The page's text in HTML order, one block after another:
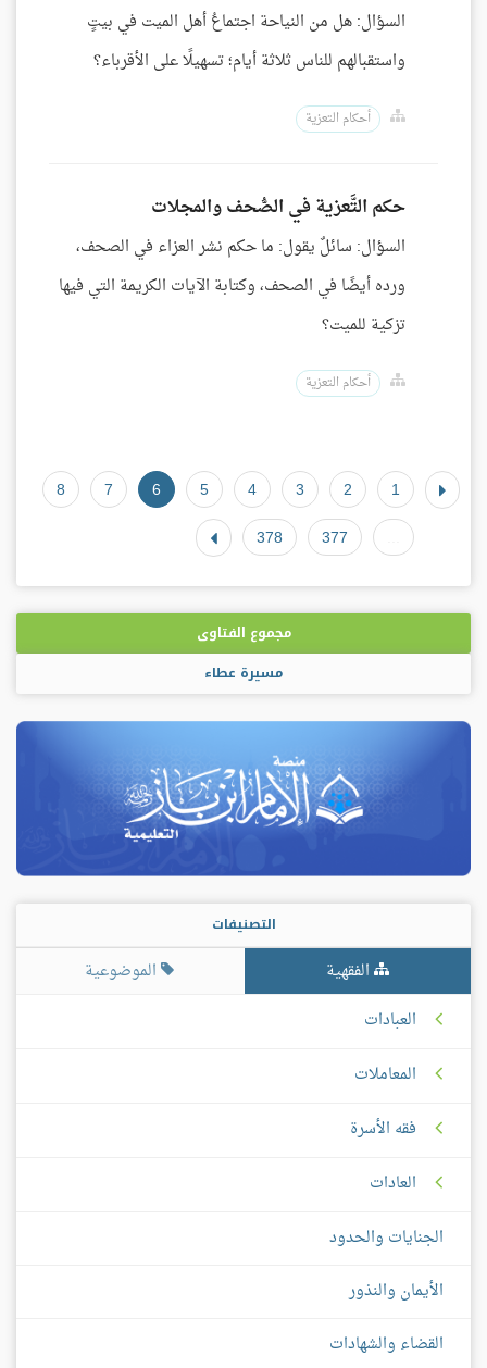
السؤال: هل من النياحة اجتماعُ أهل الميت في بيتٍ
واستقبالهم للناس ثلاثة أيام؛ تسهيلًا على الأقرباء؟
أحكام التعزية
حكم التَّعزية في الصُّحف والمجلات
السؤال: سائلٌ يقول: ما حكم نشر العزاء في الصحف،
ورده أيضًا في الصحف، وكتابة الآيات الكريمة التي فيها
تزكية للميت؟
أحكام التعزية
1
2
3
4
5
6
7
8
377
378
مجموع الفتاوى
مسيرة عطاء
التصنيفات
الفقهية
الموضوعية
العبادات
المعاملات
فقه الأسرة
العادات
الجنايات والحدود
الأيمان والنذور
القضاء والشهادات